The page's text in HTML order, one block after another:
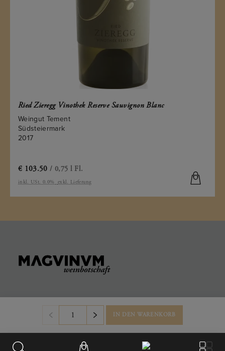
Ried Zieregg Vinothek Reserve Sauvignon Blanc
Weingut Tement
Südsteiermark
2017
€ 103.50 / 0,75 l Fl.
inkl. USt. 0.0% exkl. Lieferung
IN DEN WARENKORB
Büro & Firmensitz
Weinberggasse 2
3550